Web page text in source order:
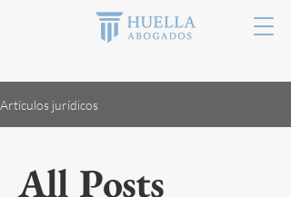
Artículos jurídicos
All Posts